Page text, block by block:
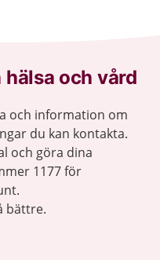
och vård
och information om
du kan kontakta.
och göra dina
1177 för
bättre.